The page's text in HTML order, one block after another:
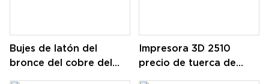
Bujes de latón del
bronce del cobre del
Impresora 3D 2510
precio de tuerca de